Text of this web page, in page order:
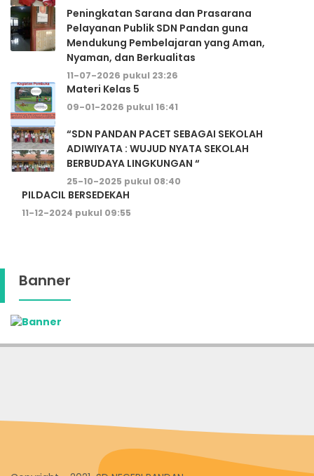
Peningkatan Sarana dan Prasarana
Pelayanan Publik SDN Pandan guna
Mendukung Pembelajaran yang Aman,
Nyaman, dan Berkualitas
11-07-2026 pukul 23:26
Materi Kelas 5
09-01-2026 pukul 16:41
“SDN PANDAN PACET SEBAGAI SEKOLAH
ADIWIYATA : WUJUD NYATA SEKOLAH
BERBUDAYA LINGKUNGAN “
25-10-2025 pukul 08:40
PILDACIL BERSEDEKAH
11-12-2024 pukul 09:55
Banner